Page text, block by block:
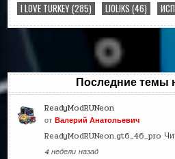
I LOVE TURKEY(285) LIOLIKS (46)
Последние темы
ReadyModRUNeon
отВалерий Анатольевич
ReadyModRUNeon.gt6_46_pro
4 недели назад